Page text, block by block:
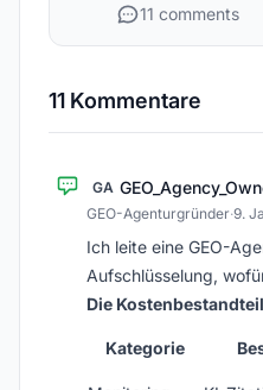
11 comments
11 Kommentare
GA
GEO-Agenturgründer·9.
Ich leite eine GEO-
Aufschlüsselung,
Die
Kategorie